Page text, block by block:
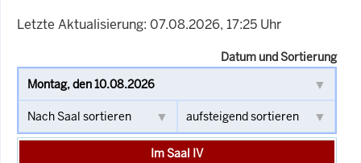
Letzte Aktualisierung: 07.08.2026, 17:25 Uhr
Datum und Sortierung
Im Saal IV